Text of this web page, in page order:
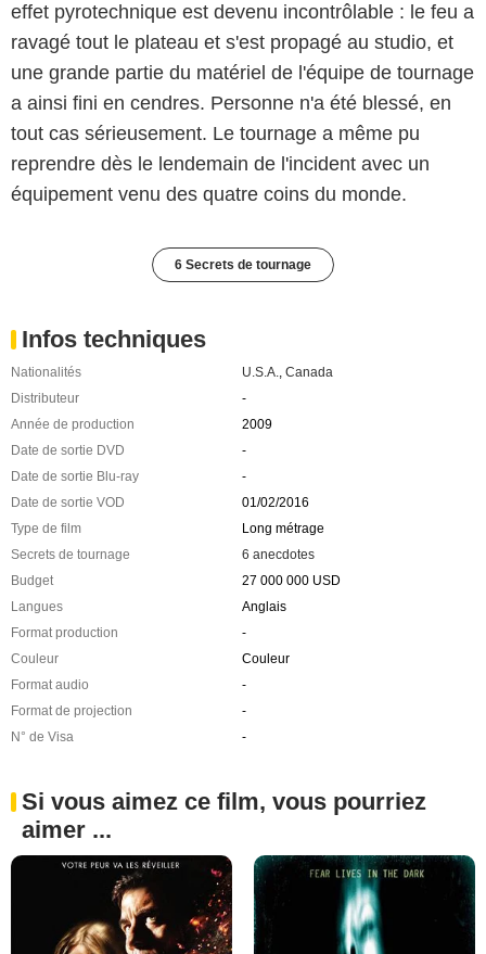
effet pyrotechnique est devenu incontrôlable : le feu a
ravagé tout le plateau et s'est propagé au studio, et
une grande partie du matériel de l'équipe de tournage
a ainsi fini en cendres. Personne n'a été blessé, en
tout cas sérieusement. Le tournage a même pu
reprendre dès le lendemain de l'incident avec un
équipement venu des quatre coins du monde.
6 Secrets de tournage
Infos techniques
Nationalités U.S.A., Canada
Distributeur
-
Année de production
2009
Date de sortie DVD
-
Date de sortie Blu-ray
-
Date de sortie VOD
01/02/2016
Type de film
Long métrage
Secrets de tournage
6 anecdotes
Budget
27 000 000 USD
Langues
Anglais
Format production
-
Couleur
Couleur
Format audio
-
Format de projection
-
N° de Visa
-
Si vous aimez ce film, vous pourriez
aimer ...